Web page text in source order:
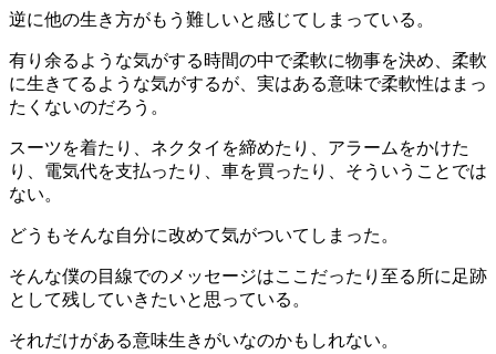
逆に他の生き方がもう難しいと感じてしまっている。
有り余るような気がする時間の中で柔軟に物事を決め、柔軟
に生きてるような気がするが、実はある意味で柔軟性はまっ
たくないのだろう。
スーツを着たり、ネクタイを締めたり、アラームをかけた
り、電気代を支払ったり、車を買ったり、そういうことでは
ない。
どうもそんな自分に改めて気がついてしまった。
そんな僕の目線でのメッセージはここだったり至る所に足跡
として残していきたいと思っている。
それだけがある意味生きがいなのかもしれない。